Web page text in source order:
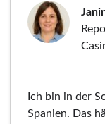
Ich bin in der
Spanien. Das